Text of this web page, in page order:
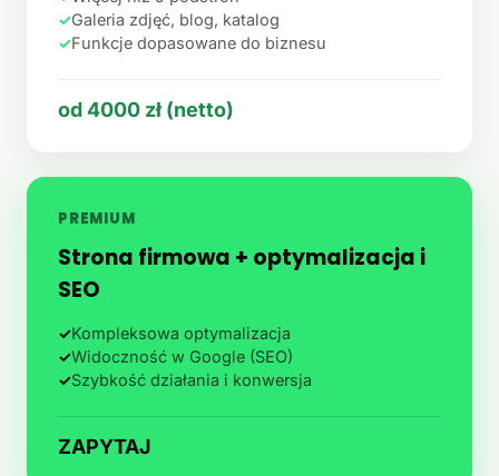
✓Galeria zdjęć, blog, katalog
✓Funkcje dopasowane do biznesu
od 4000 zł (netto)
PREMIUM
Strona firmowa + optymalizacja i
SEO
✓Kompleksowa optymalizacja
✓Widoczność w Google (SEO)
✓Szybkość działania i konwersja
ZAPYTAJ